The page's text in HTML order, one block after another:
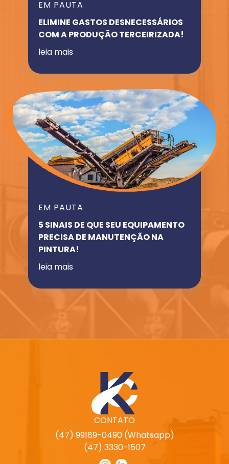
EM PAUTA
ELIMINE GASTOS DESNECESSÁRIOS
COM A PRODUÇÃO TERCEIRIZADA!
leia mais
EM PAUTA
5 SINAIS DE QUE SEU EQUIPAMENTO
PRECISA DE MANUTENÇÃO NA
PINTURA!
leia mais
CONTATO
(47) 99189-0490 (Whatsapp)
(47) 3330-1507